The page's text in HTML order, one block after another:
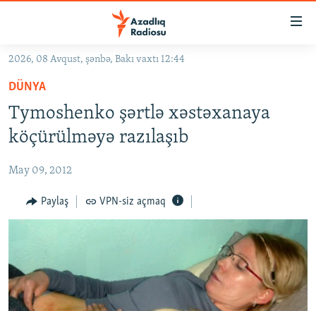
Əsas
qayıt
Əsas
naviqasiyaya
qayıt
KORRUPSIOMETR
#ƏSLINDƏ
FƏRQƏ BAX
QANUNI DOĞRU
VIDEO
FOTOQALEREYA
RADIO ARXIV
OXU ZALI
HAQQIMIZDA
2026, 08 Avqust, şənbə, Bakı vaxtı 12:44
DÜNYA
Tymoshenko şərtlə xəstəxanaya
köçürülməyə razılaşıb
May 09, 2012
Paylaş VPN-siz açmaq